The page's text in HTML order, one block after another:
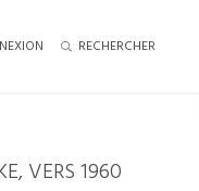
RECHERCHER
VERS 1960